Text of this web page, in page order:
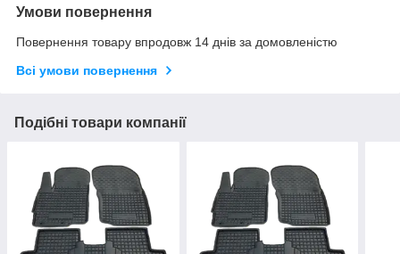
Умови повернення
Повернення товару впродовж 14 днів за домовленістю
Всі умови повернення
Подібні товари компанії